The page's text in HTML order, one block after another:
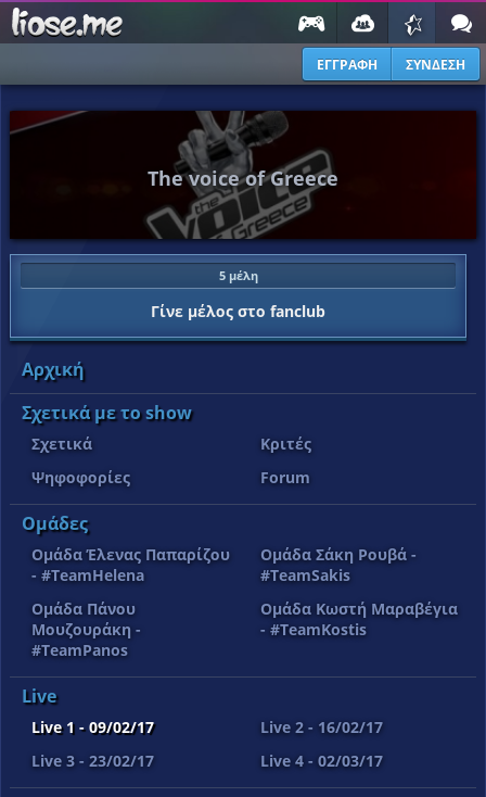
ΕΓΓΡΑΦΗ ΣΥΝΔΕΣΗ
The voice of Greece
5 μέλη
Γίνε μέλος στο fanclub
Αρχική
Σχετικά με το show
Σχετικά
Κριτές
Ψηφοφορίες
Forum
Ομάδες
Ομάδα Έλενας Παπαρίζου
- #TeamHelena
Ομάδα Σάκη Ρουβά -
#TeamSakis
Ομάδα Πάνου
Μουζουράκη -
#TeamPanos
Ομάδα Κωστή Μαραβέγια
- #TeamKostis
Live
Live 1 - 09/02/17
Live 2 - 16/02/17
Live 3 - 23/02/17
Live 4 - 02/03/17